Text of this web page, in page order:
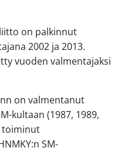
on palkinnut
2002 ja 2013.
vuoden valmentajaksi
on valmentanut
kultaan (1987, 1989,
toiminut
SM-